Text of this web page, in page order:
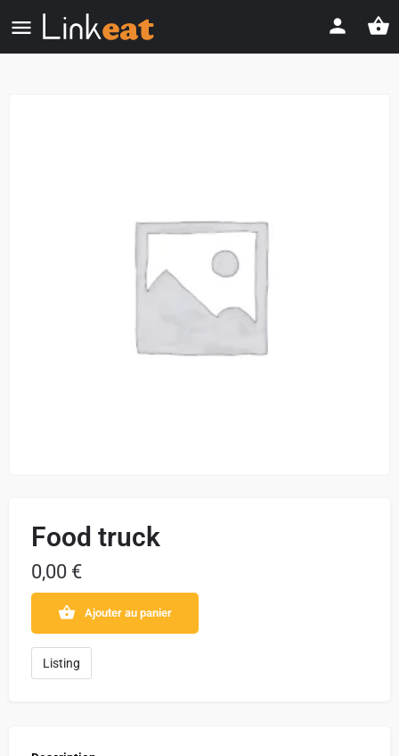
Food truck
0,00 €
Ajouter au panier
Listing